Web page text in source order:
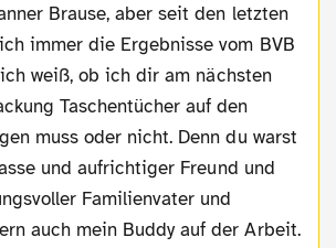
Brause, aber seit den letzten
immer die Ergebnisse vom BVB
weiß, ob ich dir am nächsten
Taschentücher auf den
muss oder nicht. Denn du warst
und aufrichtiger Freund und
Familienvater und
auch mein Buddy auf der Arbeit.